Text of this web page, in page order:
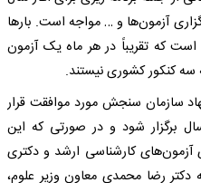
آزمون‌ها و … مواجه است. بارها
که تقریباً در هر ماه یک آزمون
سه کنکور کشوری نیستند.
سازمان سنجش مورد موافقت قرار
برگزار شود و در صورتی که این
آزمون‌های کارشناسی ارشد و دکتری
دکتر رضا محمدی معاون وزیر علوم،